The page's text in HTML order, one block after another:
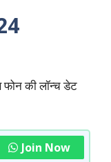
की लॉन्च डेट
Join Now